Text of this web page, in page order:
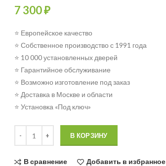
7 300₽
⭐ Европейское качество
⭐ Собственное производство с 1991 года
⭐ 10 000 установленных дверей
⭐ Гарантийное обслуживание
⭐ Возможно изготовление под заказ
⭐ Доставка в Москве и области
⭐ Установка «Под ключ»
В КОРЗИНУ
В сравнение Добавить в избранное